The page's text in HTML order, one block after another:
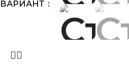
ВАРИАНТ